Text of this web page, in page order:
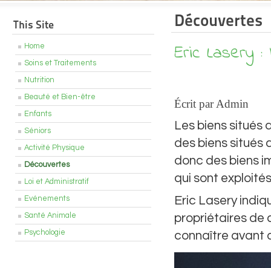
This Site
Home
Soins et Traitements
Nutrition
Beauté et Bien-être
Enfants
Séniors
Activité Physique
Découvertes
Loi et Administratif
Evénements
Santé Animale
Psychologie
Découvertes
Eric Lasery
Écrit par Admin
Les biens situés
des biens situés
donc des biens
qui sont
Eric Lasery
propriétaires de
connaître avant